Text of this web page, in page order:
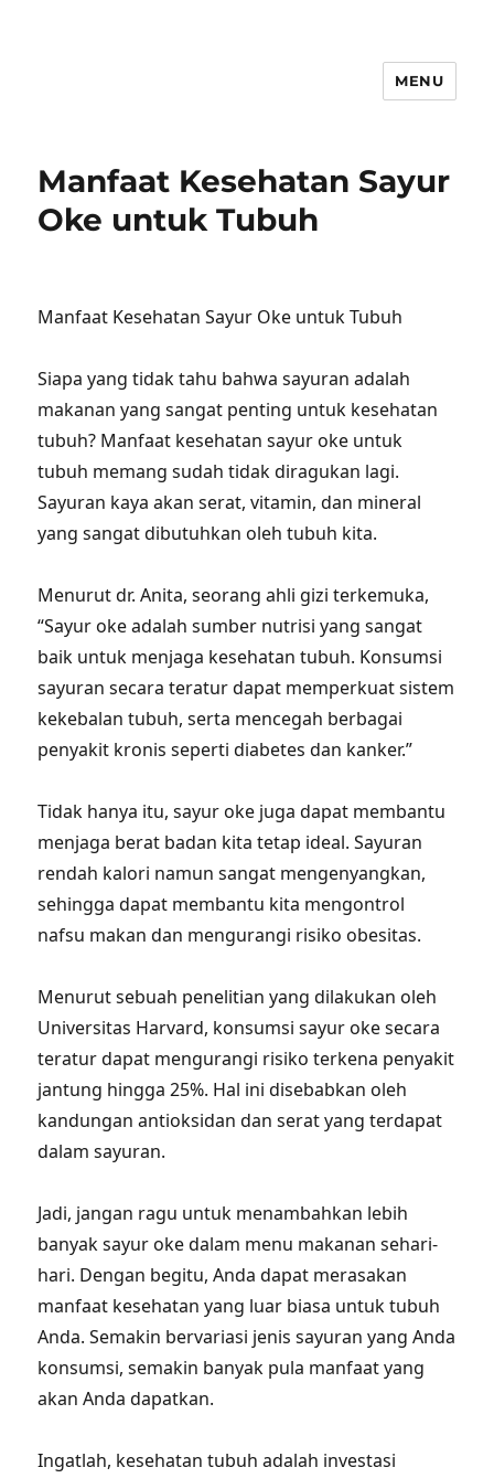
MENU
Manfaat Kesehatan Sayur
Oke untuk Tubuh
Manfaat Kesehatan Sayur Oke untuk Tubuh
Siapa yang tidak tahu bahwa sayuran adalah
makanan yang sangat penting untuk kesehatan
tubuh? Manfaat kesehatan sayur oke untuk
tubuh memang sudah tidak diragukan lagi.
Sayuran kaya akan serat, vitamin, dan mineral
yang sangat dibutuhkan oleh tubuh kita.
Menurut dr. Anita, seorang ahli gizi terkemuka,
“Sayur oke adalah sumber nutrisi yang sangat
baik untuk menjaga kesehatan tubuh. Konsumsi
sayuran secara teratur dapat memperkuat sistem
kekebalan tubuh, serta mencegah berbagai
penyakit kronis seperti diabetes dan kanker.”
Tidak hanya itu, sayur oke juga dapat membantu
menjaga berat badan kita tetap ideal. Sayuran
rendah kalori namun sangat mengenyangkan,
sehingga dapat membantu kita mengontrol
nafsu makan dan mengurangi risiko obesitas.
Menurut sebuah penelitian yang dilakukan oleh
Universitas Harvard, konsumsi sayur oke secara
teratur dapat mengurangi risiko terkena penyakit
jantung hingga 25%. Hal ini disebabkan oleh
kandungan antioksidan dan serat yang terdapat
dalam sayuran.
Jadi, jangan ragu untuk menambahkan lebih
banyak sayur oke dalam menu makanan sehari-
hari. Dengan begitu, Anda dapat merasakan
manfaat kesehatan yang luar biasa untuk tubuh
Anda. Semakin bervariasi jenis sayuran yang Anda
konsumsi, semakin banyak pula manfaat yang
akan Anda dapatkan.
Ingatlah, kesehatan tubuh adalah investasi